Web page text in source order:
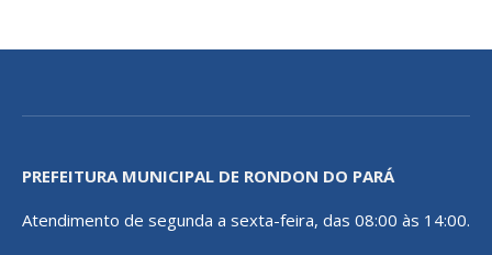
PREFEITURA MUNICIPAL DE RONDON DO PARÁ
Atendimento de segunda a sexta-feira, das 08:00 às 14:00.